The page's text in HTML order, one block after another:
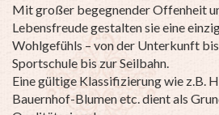
Mit großer begegnender Offenheit
Lebensfreude gestalten sie eine
Wohlgefühls – von der Unterkunft
Sportschule bis zur Seilbahn.
Eine gültige Klassifizierung wie z.B.
Bauernhof-Blumen etc. dient als